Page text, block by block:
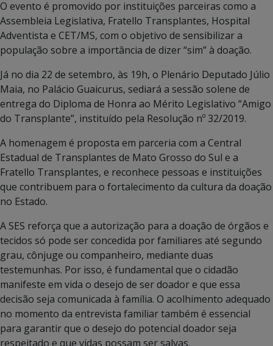
O evento é promovido por instituições parceiras como a
Assembleia Legislativa, Fratello Transplantes, Hospital
Adventista e CET/MS, com o objetivo de sensibilizar a
população sobre a importância de dizer “sim” à doação.
Já no dia 22 de setembro, às 19h, o Plenário Deputado Júlio
Maia, no Palácio Guaicurus, sediará a sessão solene de
entrega do Diploma de Honra ao Mérito Legislativo “Amigo
do Transplante”, instituído pela Resolução nº 32/2019.
A homenagem é proposta em parceria com a Central
Estadual de Transplantes de Mato Grosso do Sul e a
Fratello Transplantes, e reconhece pessoas e instituições
que contribuem para o fortalecimento da cultura da doação
no Estado.
A SES reforça que a autorização para a doação de órgãos e
tecidos só pode ser concedida por familiares até segundo
grau, cônjuge ou companheiro, mediante duas
testemunhas. Por isso, é fundamental que o cidadão
manifeste em vida o desejo de ser doador e que essa
decisão seja comunicada à família. O acolhimento adequado
no momento da entrevista familiar também é essencial
para garantir que o desejo do potencial doador seja
respeitado e que vidas possam ser salvas.